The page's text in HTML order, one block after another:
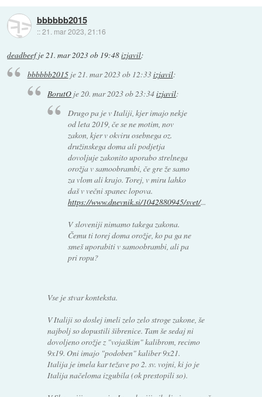
bbbbbb2015
::21. mar 2023, 21:16
deadbeefje21. mar 2023 ob 19:48izjavil:
bbbbbb2015je21. mar 2023 ob 12:33izjavil:
BorutO je20. mar 2023 ob 23:34izjavil:
Drugo pa je v Italiji, kjer imajo nekje
od leta 2019, če se ne motim, nov
zakon, kjer v okviru osebnega oz.
družinskega doma ali podjetja
dovoljuje zakonito uporabo strelnega
orožja v samoobrambi, če gre že samo
za vlom ali krajo. Torej, v miru lahko
daš v večni spanec lopova.
https://www.dnevnik.si/1042880945/svet/...
V sloveniji nimamo takega zakona.
Čemu ti torej doma orožje, ko pa ga ne
smeš uporabiti v samoobrambi, ali pa
pri ropu?
Vse je stvar konteksta.
V Italiji so doslej imeli zelo zelo stroge zakone, še
najbolj so dopustili šibrenice. Tam še sedaj ni
dovoljeno orožje z "vojaškim" kalibrom, recimo
9x19. Oni imajo "podoben" kaliber 9x21.
Italija je imela kar težave po 2. sv. vojni, ki jo je
Italija načeloma izgubila (ok prestopili so).